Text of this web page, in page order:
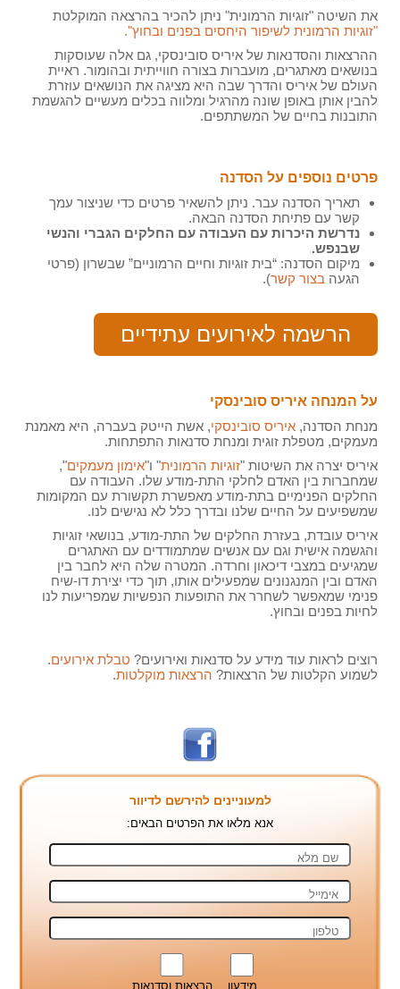
את השיטה "זוגיות הרמונית" ניתן להכיר בהרצאה המוקלטת
"זוגיות הרמונית לשיפור היחסים בפנים ובחוץ".
ההרצאות והסדנאות של איריס סובינסקי, גם אלה שעוסקות
בנושאים מאתגרים, מועברות בצורה חווייתית ובהומור. ראיית
העולם של איריס והדרך שבה היא מציגה את הנושאים עוזרת
להבין אותן באופן שונה מהרגיל ומלווה בכלים מעשיים להגשמת
התובנות בחיים של המשתתפים.
פרטים נוספים על הסדנה
תאריך הסדנה עבר. ניתן להשאיר פרטים כדי שניצור עמך
קשר עם פתיחת הסדנה הבאה.
נדרשת היכרות עם העבודה עם החלקים הגברי והנשי
שבנפש.
מיקום הסדנה: “בית זוגיות וחיים הרמוניים” שבשרון (פרטי
הגעה בצור קשר).
הרשמה לאירועים עתידיים
על המנחה איריס סובינסקי
מנחת הסדנה, איריס סובינסקי, אשת הייטק בעברה, היא מאמנת
מעמקים, מטפלת זוגית ומנחת סדנאות התפתחות.
איריס יצרה את השיטות "זוגיות הרמונית" ו"אימון מעמקים",
שמחברות בין האדם לחלקי התת-מודע שלו. העבודה עם
החלקים הפנימיים בתת-מודע מאפשרת תקשורת עם המקומות
שמשפיעים על החיים שלנו ובדרך כלל לא נגישים לנו.
איריס עובדת, בעזרת החלקים של התת-מודע, בנושאי זוגיות
והגשמה אישית וגם עם אנשים שמתמודדים עם האתגרים
שמגיעים במצבי דיכאון וחרדה. המטרה שלה היא לחבר בין
האדם ובין המנגנונים שמפעילים אותו, תוך כדי יצירת דו-שיח
פנימי שמאפשר לשחרר את התופעות הנפשיות שמפריעות לנו
לחיות בפנים ובחוץ.
רוצים לראות עוד מידע על סדנאות ואירועים? טבלת אירועים.
לשמוע הקלטות של הרצאות? הרצאות מוקלטות.
למעוניינים להירשם לדיוור
אנא מלאו את הפרטים הבאים:
מידעון הרצאות וסדנאות